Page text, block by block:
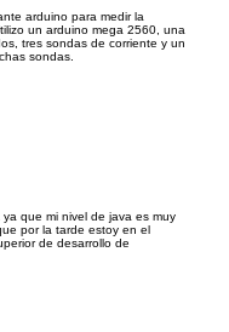
arduino para medir la
un arduino mega 2560, una
tres sondas de corriente y un
sondas.
que mi nivel de java es muy
por la tarde estoy en el
de desarrollo de